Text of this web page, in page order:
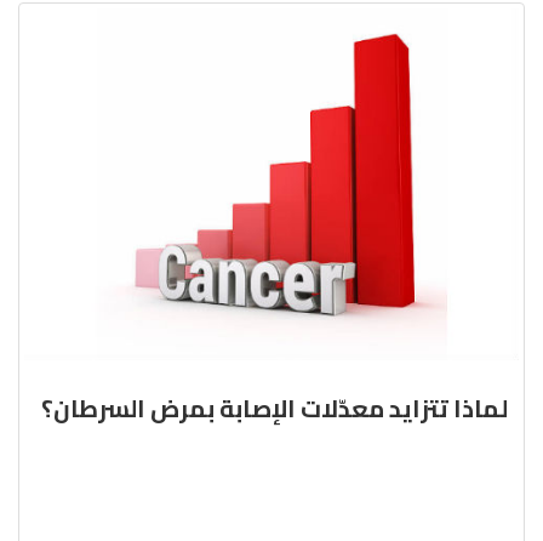
لماذا تتزايد معدّلات الإصابة بمرض السرطان؟